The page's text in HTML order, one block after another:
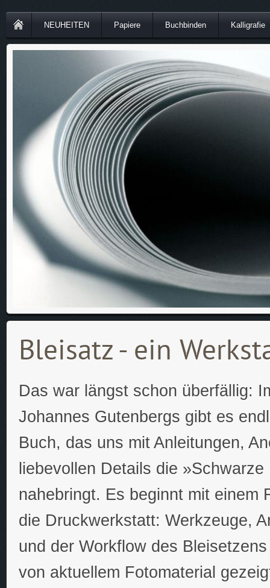
NEUHEITEN Papiere Buchbinden Kalligrafie
Bleisatz - ein
Das war längst schon überfällig:
Johannes Gutenbergs gibt es
Buch, das uns mit Anleitungen,
liebevollen Details die »Schwarze
nahebringt. Es beginnt mit einem
die Druckwerkstatt: Werkzeuge,
und der Workflow des
von aktuellem Fotomaterial